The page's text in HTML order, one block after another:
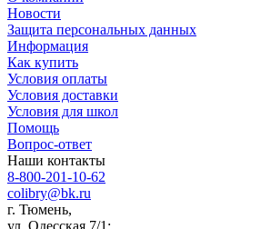
Новости
Защита персональных данных
Информация
Как купить
Условия оплаты
Условия доставки
Условия для школ
Помощь
Вопрос-ответ
Наши контакты
8-800-201-10-62
colibry@bk.ru
г. Тюмень,
ул. Одесская 7/1;